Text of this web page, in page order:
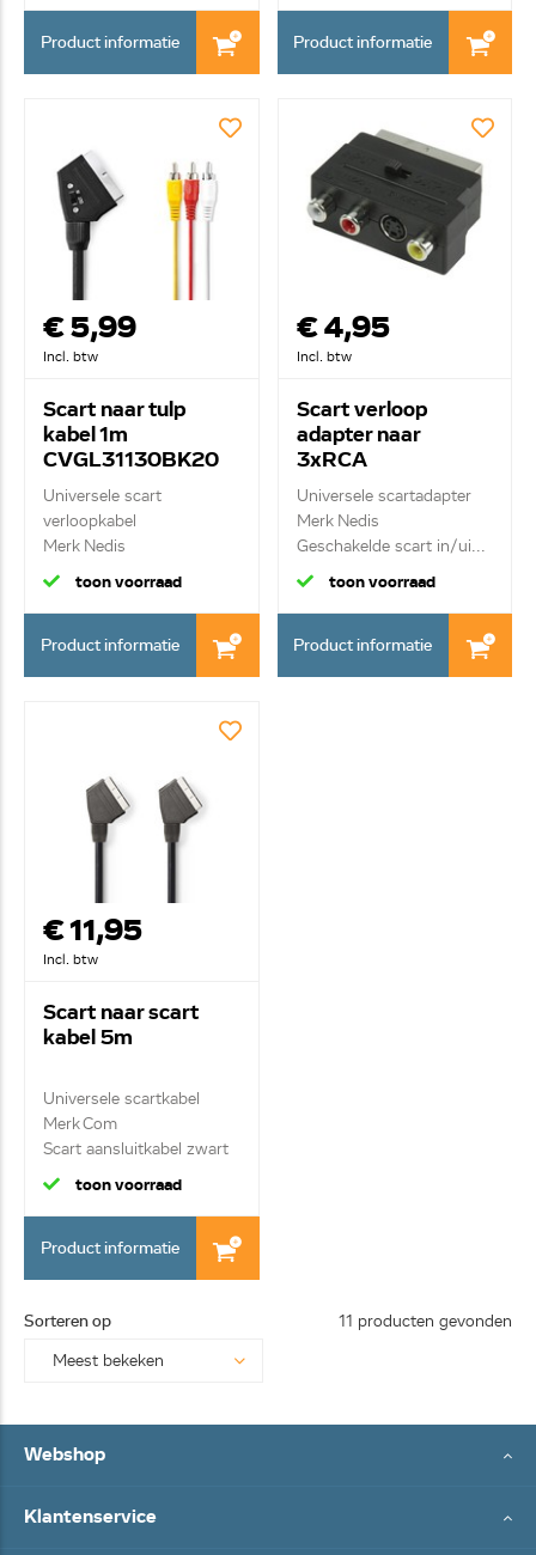
Product informatie Product informatie
€ 5,99
Incl. btw
Scart naar tulp
kabel 1m
CVGL31130BK20
Universele scart
verloopkabel
Merk Nedis
Geschakelde Scart...
toon voorraad
Product informatie
€ 4,95
Incl. btw
Scart verloop
adapter naar
3xRCA
CVGB31902BK
Universele scartadapter
Merk Nedis
Geschakelde scart in/ui...
toon voorraad
Product informatie
€ 11,95
Incl. btw
Scart naar scart
kabel 5m
Universele scartkabel
Merk Com
Scart aansluitkabel zwart
5...
toon voorraad
Product informatie
Sorteren op 11 producten gevonden
Webshop
Klantenservice